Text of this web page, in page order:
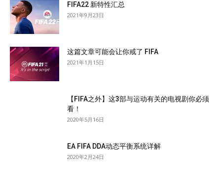
FIFA22 新特性汇总
2021年9月23日
这篇文章可能会让你戒了 FIFA
2021年1月15日
【FIFA之外】这3部与运动有关的电视剧你必须
看！
2020年5月16日
EA FIFA DDA动态平衡系统详解
2020年2月24日